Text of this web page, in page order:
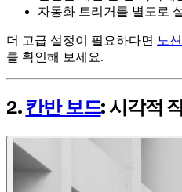
자동화 트리거를 별도로
더 고급 설정이 필요하다면 노
를 확인해 보세요.
2. 칸반 보드: 시각적